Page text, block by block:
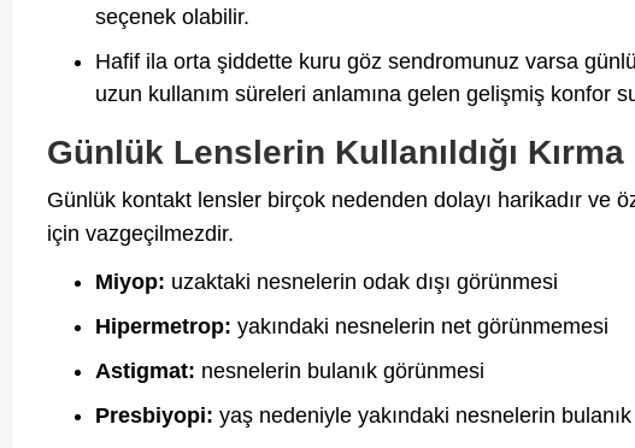
seçenek olabilir.
Hafif ila orta şiddette kuru göz sendromunuz varsa
uzun kullanım süreleri anlamına gelen gelişmiş konfor
Günlük Lenslerin Kullanıldığı Kırma
Günlük kontakt lensler birçok nedenden dolayı harikadır ve
için vazgeçilmezdir.
Miyop: uzaktaki nesnelerin odak dışı görünmesi
Hipermetrop: yakındaki nesnelerin net görünmemesi
Astigmat: nesnelerin bulanık görünmesi
Presbiyopi: yaş nedeniyle yakındaki nesnelerin